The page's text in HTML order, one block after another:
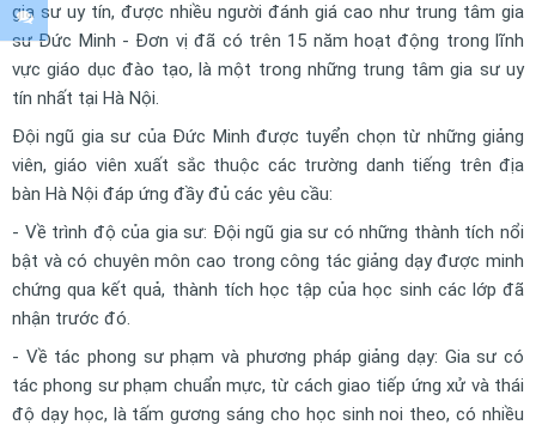
gia sư uy tín, được nhiều người đánh giá cao như trung tâm gia
sư Đức Minh - Đơn vị đã có trên 15 năm hoạt động trong lĩnh
vực giáo dục đào tạo, là một trong những trung tâm gia sư uy
tín nhất tại Hà Nội.
Đội ngũ gia sư của Đức Minh được tuyển chọn từ những giảng
viên, giáo viên xuất sắc thuộc các trường danh tiếng trên địa
bàn Hà Nội đáp ứng đầy đủ các yêu cầu:
- Về trình độ của gia sư: Đội ngũ gia sư có những thành tích nổi
bật và có chuyên môn cao trong công tác giảng dạy được minh
chứng qua kết quả, thành tích học tập của học sinh các lớp đã
nhận trước đó.
- Về tác phong sư phạm và phương pháp giảng dạy: Gia sư có
tác phong sư phạm chuẩn mực, từ cách giao tiếp ứng xử và thái
độ dạy học, là tấm gương sáng cho học sinh noi theo, có nhiều